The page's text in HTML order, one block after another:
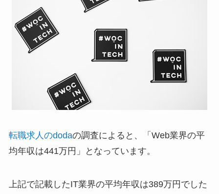
転職求人のdodaの調査によると、「Web業界の平
均年収は441万円」となっています。
上記で記載したIT業界の平均年収は389万円でした